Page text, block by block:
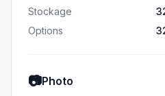
Stockage
Options
📷Photo